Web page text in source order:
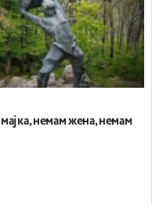
немам жена, немам